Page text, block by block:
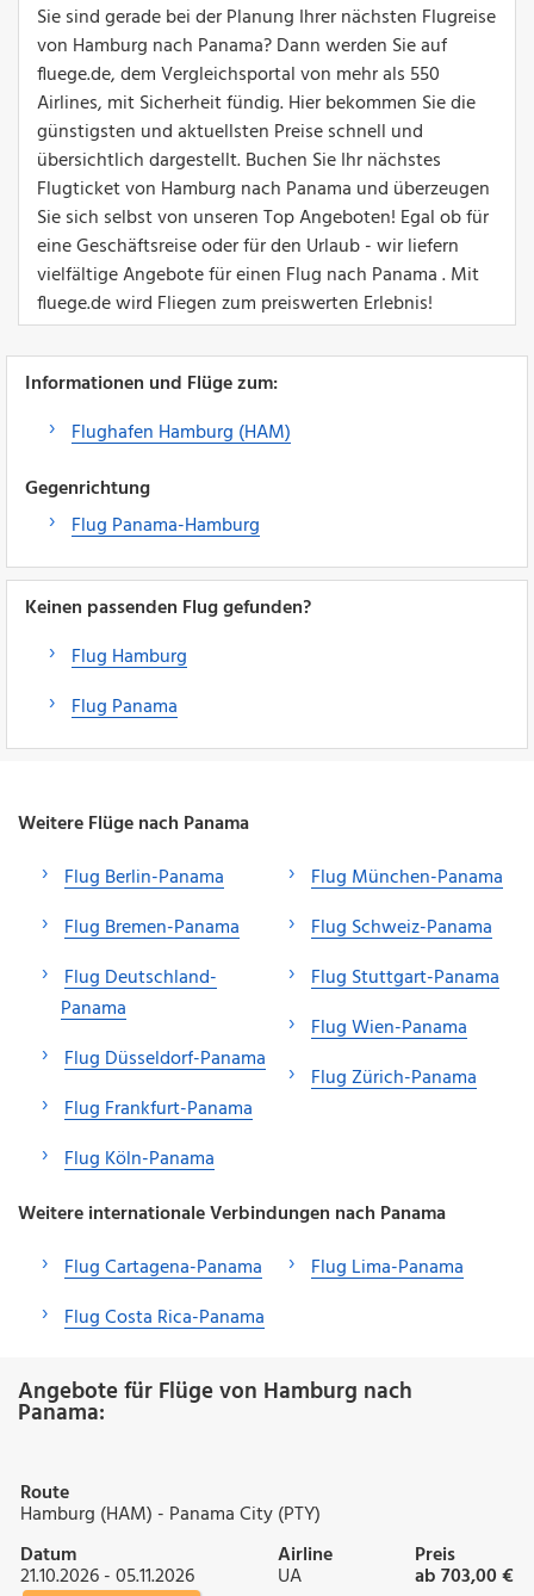
Sie sind gerade bei der Planung Ihrer nächsten Flugreise
von Hamburg nach Panama? Dann werden Sie auf
fluege.de, dem Vergleichsportal von mehr als 550
Airlines, mit Sicherheit fündig. Hier bekommen Sie die
günstigsten und aktuellsten Preise schnell und
übersichtlich dargestellt. Buchen Sie Ihr nächstes
Flugticket von Hamburg nach Panama und überzeugen
Sie sich selbst von unseren Top Angeboten! Egal ob für
eine Geschäftsreise oder für den Urlaub - wir liefern
vielfältige Angebote für einen Flug nach Panama . Mit
fluege.de wird Fliegen zum preiswerten Erlebnis!
Informationen und Flüge zum:
Flughafen Hamburg (HAM)
Gegenrichtung
Flug Panama-Hamburg
Keinen passenden Flug gefunden?
Flug Hamburg
Flug Panama
Weitere Flüge nach Panama
Flug Berlin-Panama
Flug Bremen-Panama
Flug Deutschland-
Panama
Flug Düsseldorf-Panama
Flug Frankfurt-Panama
Flug Köln-Panama
Flug München-Panama
Flug Schweiz-Panama
Flug Stuttgart-Panama
Flug Wien-Panama
Flug Zürich-Panama
Weitere internationale Verbindungen nach Panama
Flug Cartagena-Panama
Flug Costa Rica-Panama
Flug Lima-Panama
Angebote für Flüge von Hamburg nach
Panama:
Route
Hamburg (HAM) - Panama City (PTY)
Datum
21.10.2026 - 05.11.2026
Airline
UA
Preis
ab 703,00 €